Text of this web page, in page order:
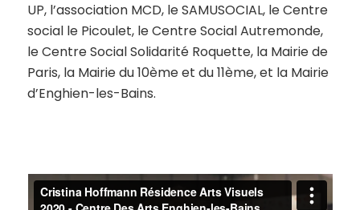
UP, l’association MCD, le SAMUSOCIAL, le Centre
social le Picoulet, le Centre Social Autremonde,
le Centre Social Solidarité Roquette, la Mairie de
Paris, la Mairie du 10ème et du 11ème, et la Mairie
d’Enghien-les-Bains.